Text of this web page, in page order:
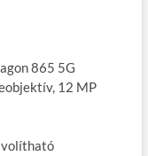
865 5G
12 MP